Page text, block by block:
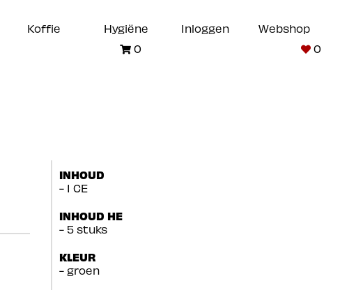
Koffie Hygiëne Inloggen
Webshop
0 0
INHOUD
- 1 CE
INHOUD HE
- 5 stuks
KLEUR
- groen